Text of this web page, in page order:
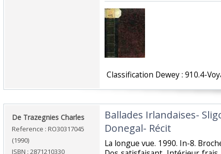
Classification Dewey : 910.4-
‎De Trazegnies Charles‎
Reference : RO30317045
(1990)
ISBN : 2871210330
‎Ballades Irlandaises-
Donegal- Récit‎
‎La longue vue. 1990. In-8.